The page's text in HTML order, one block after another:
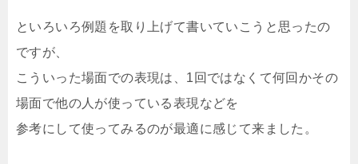
といろいろ例題を取り上げて書いていこうと思ったの
ですが、
こういった場面での表現は、1回ではなくて何回かその
場面で他の人が使っている表現などを
参考にして使ってみるのが最適に感じて来ました。